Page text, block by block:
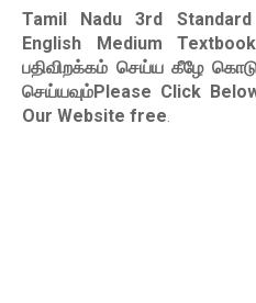
Tamil Nadu 3rd
English Medium
பதிவிறக்கம் செய்ய கீழே
செய்யவும்Please Click
Our Website free